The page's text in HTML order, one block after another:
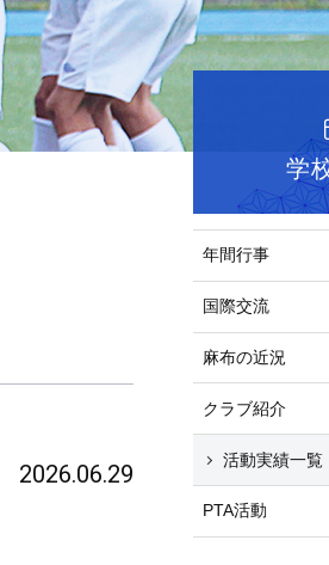
2026.06.29
学
年間行事
国際交流
麻布の近況
クラブ紹介
活動実績一覧
PTA活動